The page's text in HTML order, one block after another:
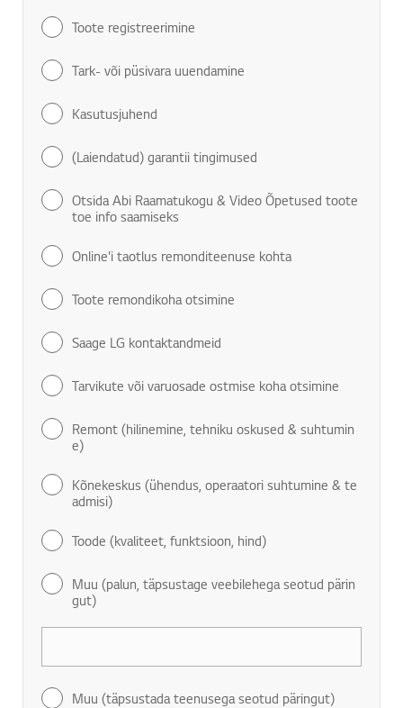
Toote registreerimine
Tark- või püsivara uuendamine
Kasutusjuhend
(Laiendatud) garantii tingimused
Otsida Abi Raamatukogu & Video Õpetused toote
toe info saamiseks
Online'i taotlus remonditeenuse kohta
Toote remondikoha otsimine
Saage LG kontaktandmeid
Tarvikute või varuosade ostmise koha otsimine
Remont (hilinemine, tehniku oskused & suhtumin
e)
Kõnekeskus (ühendus, operaatori suhtumine & te
admisi)
Toode (kvaliteet, funktsioon, hind)
Muu (palun, täpsustage veebilehega seotud pärin
gut)
Muu (täpsustada teenusega seotud päringut)